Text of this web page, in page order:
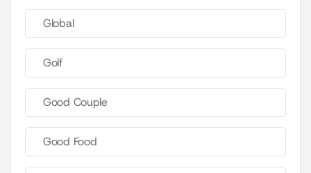
Global
Golf
Good Couple
Good Food